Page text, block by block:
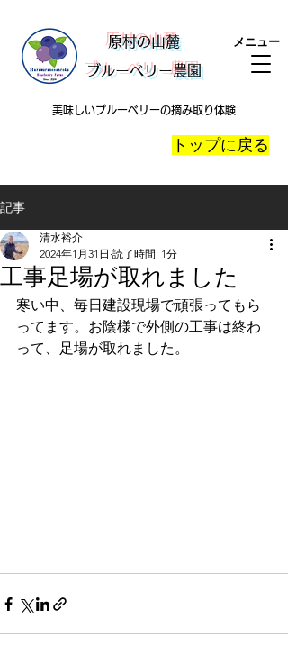
​原村の山麓
ブルーベリー農園
メニュー
美味しいブルーベリーの摘み取り体験
​トップに戻る
記事
工事足場が取れました
清水裕介
2024年1月31日 読了時間: 1分
寒い中、毎日建設現場で頑張ってもら
ってます。お陰様で外側の工事は終わ
って、足場が取れました。